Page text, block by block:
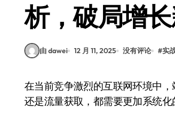
析，破局增
由 dawei 12 月 11, 2025 没有评论 #实
在当前竞争激烈的互联网环境中，站长的角色正经历着前所未有的挑战与机遇。无论是内容运营
还是流量获取，都需要更加系统化